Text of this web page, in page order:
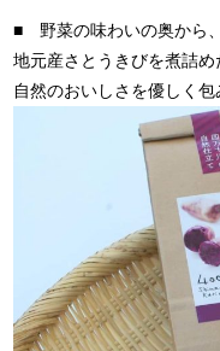
■ 野菜の味わいの奥から
地元産さとうきびを煮詰め
自然のおいしさを優しく